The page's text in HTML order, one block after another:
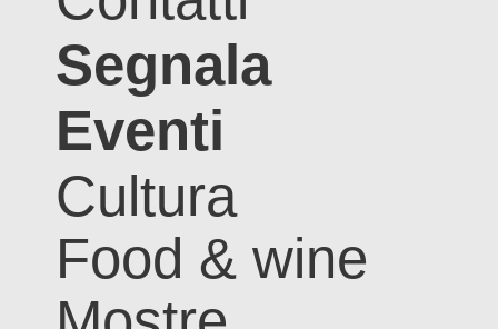
Segnala
Eventi
Cultura
Food & wine